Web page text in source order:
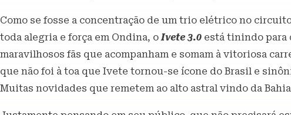
Como se fosse a concentração de um trio elétrico no
toda alegria e força em Ondina, o Ivete 3.0 está tinindo para
maravilhosos fãs que acompanham e somam à vitoriosa
que não foi à toa que Ivete tornou-se ícone do Brasil e
Muitas novidades que remetem ao alto astral vindo da